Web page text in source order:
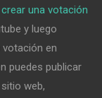
crear una votación
y luego
votación en
puedes publicar
web,